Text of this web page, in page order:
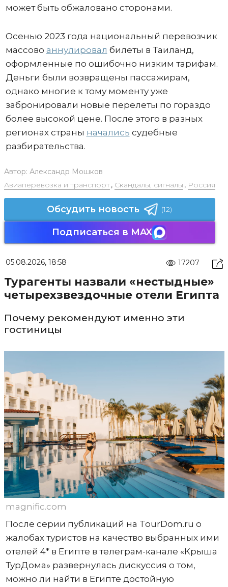
может быть обжаловано сторонами.
Осенью 2023 года национальный перевозчик
массово аннулировал билеты в Таиланд,
оформленные по ошибочно низким тарифам.
Деньги были возвращены пассажирам,
однако многие к тому моменту уже
забронировали новые перелеты по гораздо
более высокой цене. После этого в разных
регионах страны начались судебные
разбирательства.
Автор: Александр Мошков
Авиаперевозка и транспорт, Скандалы, сигналы , Россия
Обсудить новость (12)
Подписаться в MAX
05.08.2026, 18:58 17207
Турагенты назвали «нестыдные»
четырехзвездочные отели Египта
Почему рекомендуют именно эти
гостиницы
magnific.com
После серии публикаций на TourDom.ru о
жалобах туристов на качество выбранных ими
отелей 4* в Египте в телеграм-канале «Крыша
ТурДома» развернулась дискуссия о том,
можно ли найти в Египте достойную